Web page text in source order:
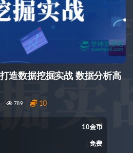
造数据挖掘实战 数据分析高
789 10
10金币
免费